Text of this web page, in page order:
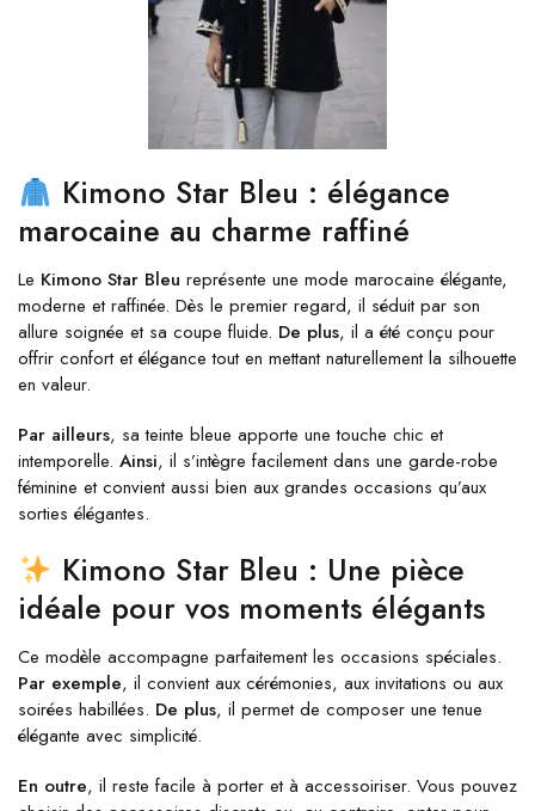
Kimono Star Bleu : élégance
marocaine au charme raffiné
Le Kimono Star Bleu représente une mode marocaine élégante,
moderne et raffinée. Dès le premier regard, il séduit par son
allure soignée et sa coupe fluide. De plus, il a été conçu pour
offrir confort et élégance tout en mettant naturellement la silhouette
en valeur.
Par ailleurs, sa teinte bleue apporte une touche chic et
intemporelle. Ainsi, il s’intègre facilement dans une garde-robe
féminine et convient aussi bien aux grandes occasions qu’aux
sorties élégantes.
Kimono Star Bleu : Une pièce
idéale pour vos moments élégants
Ce modèle accompagne parfaitement les occasions spéciales.
Par exemple, il convient aux cérémonies, aux invitations ou aux
soirées habillées. De plus, il permet de composer une tenue
élégante avec simplicité.
En outre, il reste facile à porter et à accessoiriser. Vous pouvez